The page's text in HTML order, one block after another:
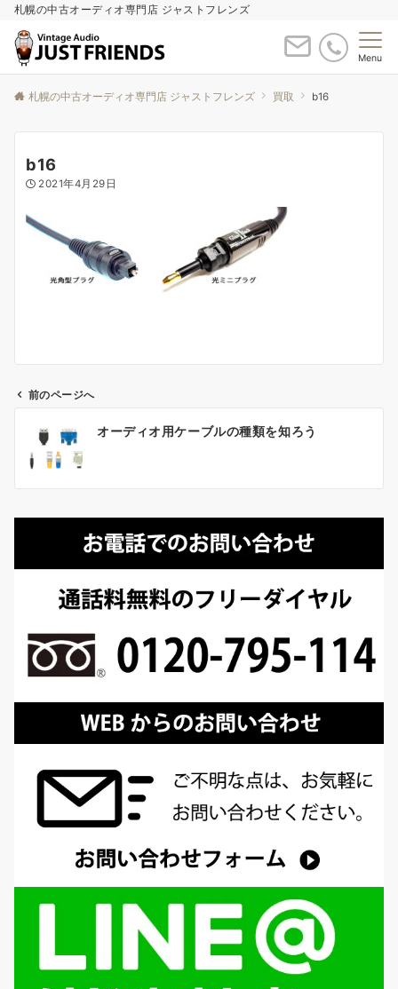
札幌の中古オーディオ専門店 ジャストフレンズ
Menu
札幌の中古オーディオ専門店 ジャストフレンズ 買取 b16
b16
2021年4月29日
ョ
前のページへ
オーディオ用ケーブルの種類を知ろう